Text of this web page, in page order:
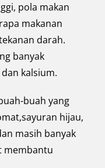
pola makan
makanan
darah.
banyak
kalsium.
buah yang
hijau,
masih banyak
membantu